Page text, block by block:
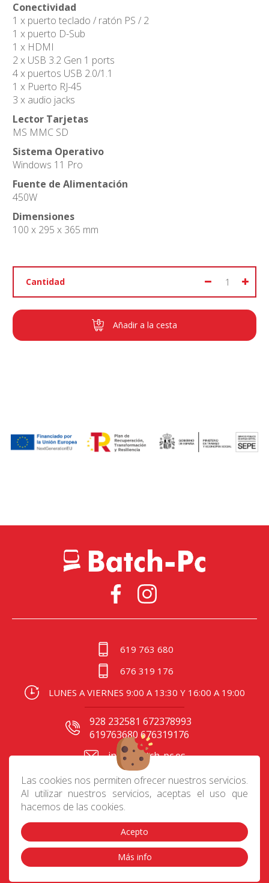
Las cookies nos permiten ofrecer nuestros servicios.
Al utilizar nuestros servicios, aceptas el uso que
hacemos de las cookies.
Acepto
Más info
Conectividad
1 x puerto teclado / ratón PS / 2
1 x puerto D-Sub
1 x HDMI
2 x USB 3.2 Gen 1 ports
4 x puertos USB 2.0/1.1
1 x Puerto RJ-45
3 x audio jacks
Lector Tarjetas
MS MMC SD
Sistema Operativo
Windows 11 Pro
Fuente de Alimentación
450W
Dimensiones
100 x 295 x 365 mm
Cantidad
Añadir a la cesta
619 763 680
676 319 176
LUNES A VIERNES 9:00 A 13:30 Y 16:00 A 19:00
928 232581 672378993
619763680 676319176
info@batch-pc.es
C/ Gral. Mas de Gaminde
24 35006, Las Palmas
Contacto Aviso Legal|Política de privacidad
|
Preguntas frecuentes|Envíos|Devoluciones|
Condiciones de compra